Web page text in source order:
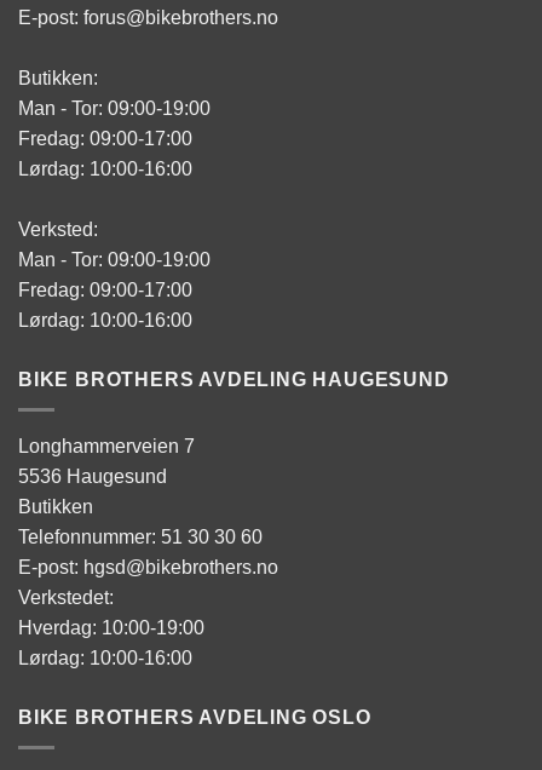
E-post: forus@bikebrothers.no
Butikken:
Man - Tor: 09:00-19:00
Fredag: 09:00-17:00
Lørdag: 10:00-16:00
Verksted:
Man - Tor: 09:00-19:00
Fredag: 09:00-17:00
Lørdag: 10:00-16:00
BIKE BROTHERS AVDELING HAUGESUND
Longhammerveien 7
5536 Haugesund
Butikken
Telefonnummer: 51 30 30 60
E-post: hgsd@bikebrothers.no
Verkstedet:
Hverdag: 10:00-19:00
Lørdag: 10:00-16:00
BIKE BROTHERS AVDELING OSLO